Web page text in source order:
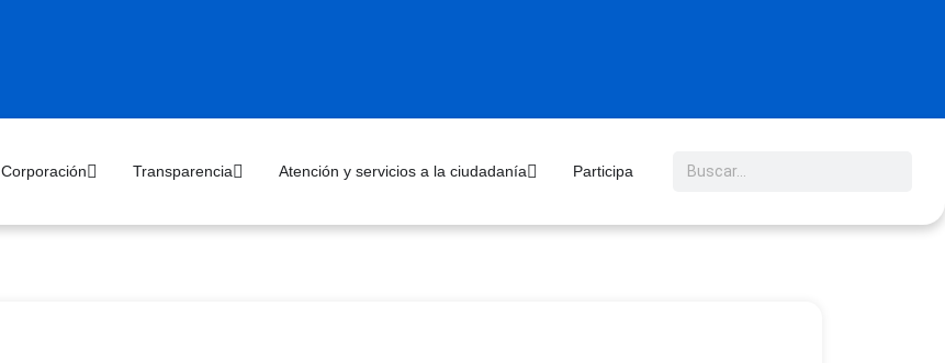
Corporación Transparencia Atención y servicios a la ciudadanía Participa